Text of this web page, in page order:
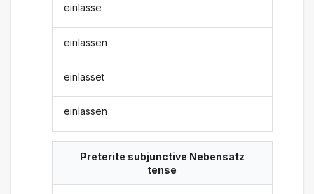
einlasse
einlassen
einlasset
einlassen
Preterite subjunctive Nebensatz
tense